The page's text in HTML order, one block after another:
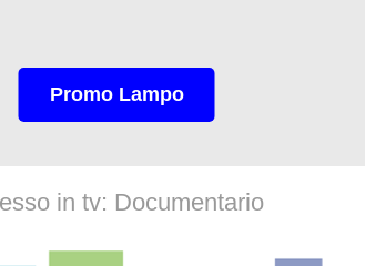
Promo Lampo
in tv: Documentario